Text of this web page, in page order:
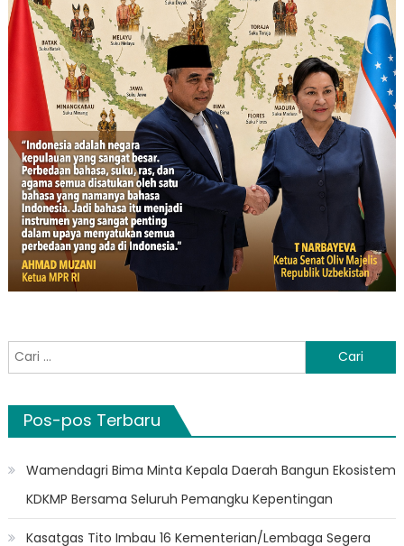
Cari
untuk:
Pos-pos Terbaru
Wamendagri Bima Minta Kepala Daerah Bangun Ekosistem
KDKMP Bersama Seluruh Pemangku Kepentingan
Kasatgas Tito Imbau 16 Kementerian/Lembaga Segera